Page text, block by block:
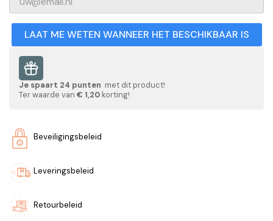
LAAT ME WETEN WANNEER HET BESCHIKBAAR IS
Je spaart 24 punten met dit product!
Ter waarde van € 1,20 korting!
Beveiligingsbeleid
Leveringsbeleid
Retourbeleid